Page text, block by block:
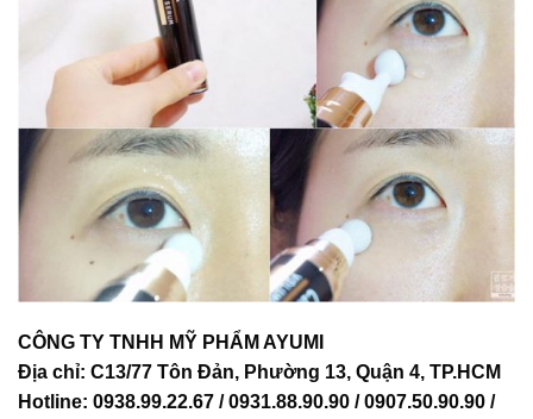
CÔNG TY TNHH MỸ PHẨM AYUMI
Địa chỉ: C13/77 Tôn Đản, Phường 13, Quận 4, TP.HCM
Hotline: 0938.99.22.67 / 0931.88.90.90 / 0907.50.90.90 /